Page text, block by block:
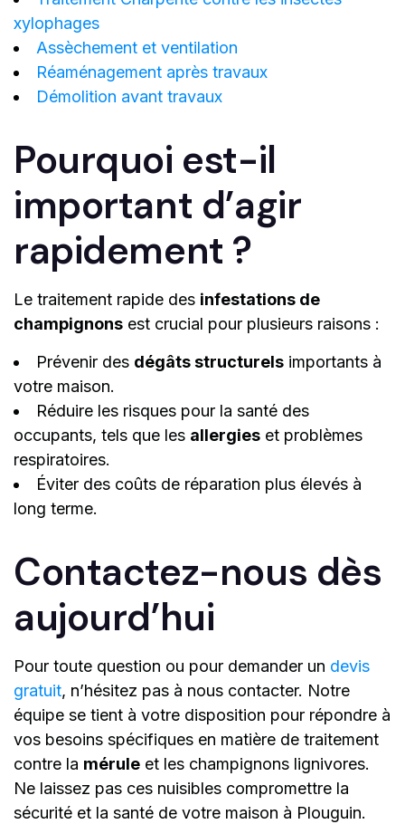
xylophages
Assèchement et ventilation
Réaménagement après travaux
Démolition avant travaux
Pourquoi est-il
important d’agir
rapidement ?
Le traitement rapide des infestations de
champignons est crucial pour plusieurs raisons :
Prévenir des dégâts structurels importants à
votre maison.
Réduire les risques pour la santé des
occupants, tels que les allergies et problèmes
respiratoires.
Éviter des coûts de réparation plus élevés à
long terme.
Contactez-nous dès
aujourd’hui
Pour toute question ou pour demander un devis
gratuit, n’hésitez pas à nous contacter. Notre
équipe se tient à votre disposition pour répondre à
vos besoins spécifiques en matière de traitement
contre la mérule et les champignons lignivores.
Ne laissez pas ces nuisibles compromettre la
sécurité et la santé de votre maison à Plouguin.